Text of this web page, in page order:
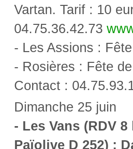
Vartan. Tarif : 10
04.75.36.42.73
- Les Assions :
- Rosières : Fête
Contact :
Dimanche 25 juin
- Les Vans (RDV
Païolive D 252) :